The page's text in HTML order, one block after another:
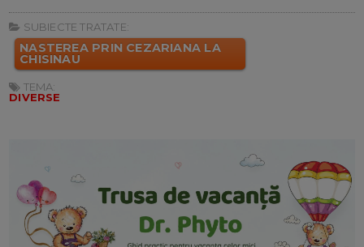
SUBIECTE TRATATE:
NASTEREA PRIN CEZARIANA LA
CHISINAU
TEMA:
DIVERSE